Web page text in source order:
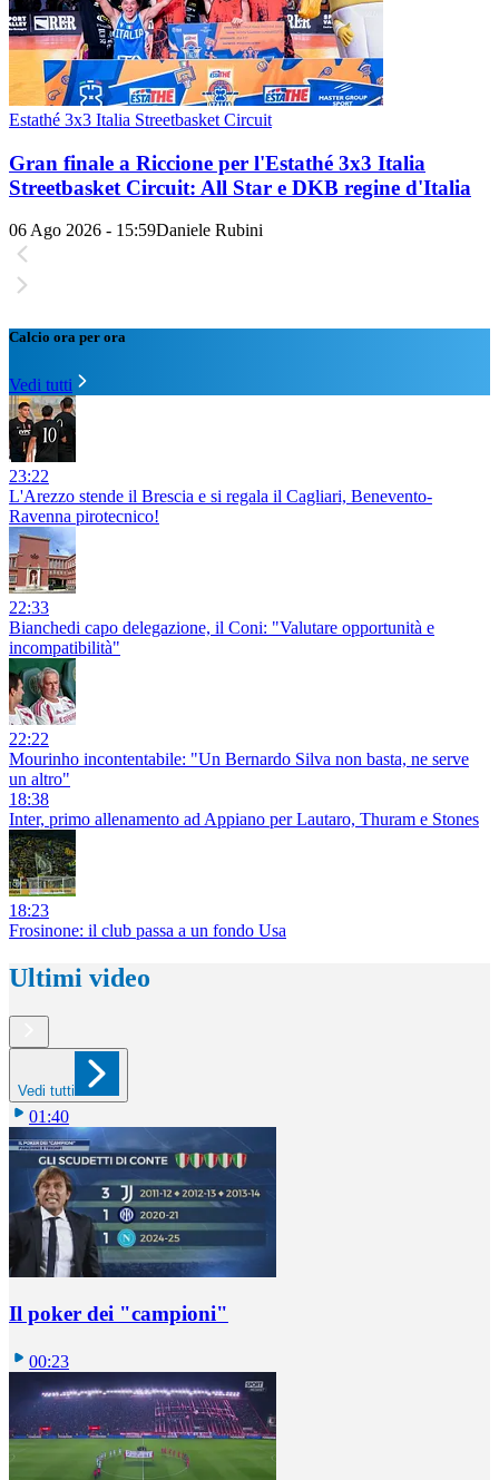
Estathé 3x3 Italia Streetbasket Circuit
Gran finale a Riccione per l'Estathé 3x3 Italia
Streetbasket Circuit: All Star e DKB regine d'Italia
06 Ago 2026 - 15:59Daniele Rubini
Calcio ora per ora
Vedi tutti
23:22
L'Arezzo stende il Brescia e si regala il Cagliari, Benevento-
Ravenna pirotecnico!
22:33
Bianchedi capo delegazione, il Coni: "Valutare opportunità e
incompatibilità"
22:22
Mourinho incontentabile: "Un Bernardo Silva non basta, ne serve
un altro"
18:38
Inter, primo allenamento ad Appiano per Lautaro, Thuram e Stones
18:23
Frosinone: il club passa a un fondo Usa
Ultimi video
Vedi tutti
01:40
Il poker dei "campioni"
00:23